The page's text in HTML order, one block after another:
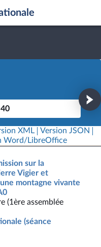
XML
Version JSON
Word/LibreOffice
sur la
Vigier et
montagne vivante
(1ère assemblée
(séance